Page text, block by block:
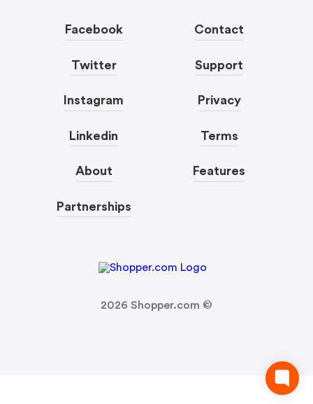
Facebook
Twitter
Instagram
Linkedin
About
Partnerships
Contact
Support
Privacy
Terms
Features
2026 Shopper.com ©